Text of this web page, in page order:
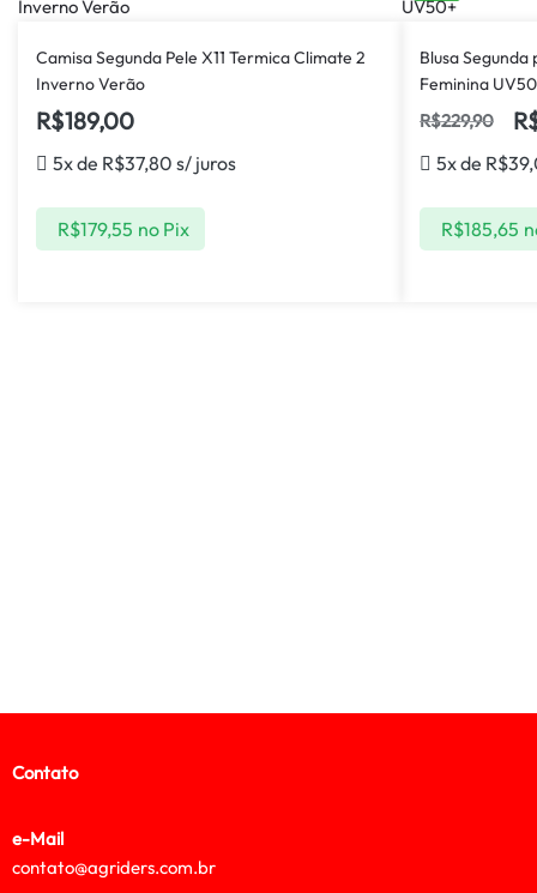
Camisa Segunda Pele X11 Termica Climate 2
Inverno Verão
R$189,00
5x de R$37,80 s/ juros
R$179,55 no Pix
Blusa
Feminina
R$229,90
5x de R$
R$185,65
Contato
e-Mail
contato@agriders.com.br